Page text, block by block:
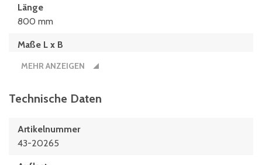
Länge
800 mm
Maße L x B
MEHR ANZEIGEN
Technische Daten
Artikelnummer
43-20265